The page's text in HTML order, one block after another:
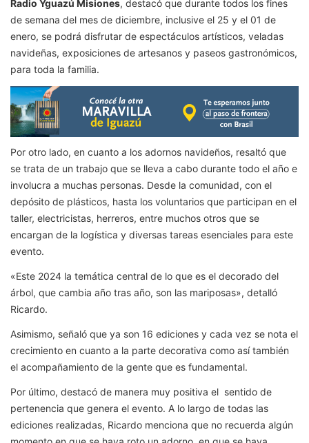
Radio Yguazú Misiones, destacó que durante todos los fines
de semana del mes de diciembre, inclusive el 25 y el 01 de
enero, se podrá disfrutar de espectáculos artísticos, veladas
navideñas, exposiciones de artesanos y paseos gastronómicos,
para toda la familia.
Por otro lado, en cuanto a los adornos navideños, resaltó que
se trata de un trabajo que se lleva a cabo durante todo el año e
involucra a muchas personas. Desde la comunidad, con el
depósito de plásticos, hasta los voluntarios que participan en el
taller, electricistas, herreros, entre muchos otros que se
encargan de la logística y diversas tareas esenciales para este
evento.
«Este 2024 la temática central de lo que es el decorado del
árbol, que cambia año tras año, son las mariposas», detalló
Ricardo.
Asimismo, señaló que ya son 16 ediciones y cada vez se nota el
crecimiento en cuanto a la parte decorativa como así también
el acompañamiento de la gente que es fundamental.
Por último, destacó de manera muy positiva el sentido de
pertenencia que genera el evento. A lo largo de todas las
ediciones realizadas, Ricardo menciona que no recuerda algún